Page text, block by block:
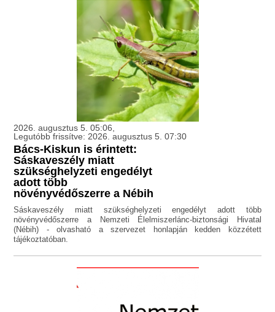
2026. augusztus 5. 05:06,
Legutóbb frissítve: 2026. augusztus 5. 07:30
Bács-Kiskun is érintett:
Sáskaveszély miatt
szükséghelyzeti engedélyt
adott több
növényvédőszerre a Nébih
Sáskaveszély miatt szükséghelyzeti engedélyt adott több
növényvédőszerre a Nemzeti Élelmiszerlánc-biztonsági Hivatal
(Nébih) - olvasható a szervezet honlapján kedden közzétett
tájékoztatóban.